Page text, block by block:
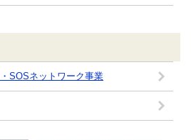
SOSネットワーク事業